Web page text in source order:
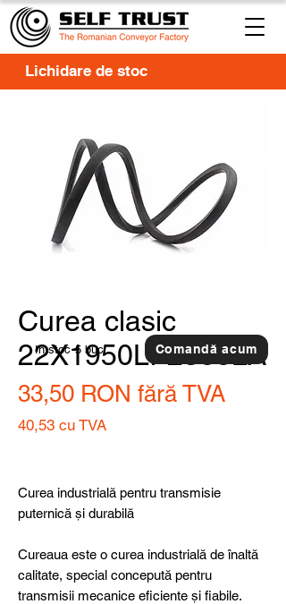
Curea clasic
22X1950LI-2388LA
33,50 RON fără TVA
40,53 cu TVA
Curea industrială pentru transmisie
puternică și durabilă
Cureaua este o curea industrială de înaltă
calitate, special concepută pentru
transmisii mecanice eficiente și fiabile.
Lichidare de stoc
Comandă acum
In stoc 5 buc.